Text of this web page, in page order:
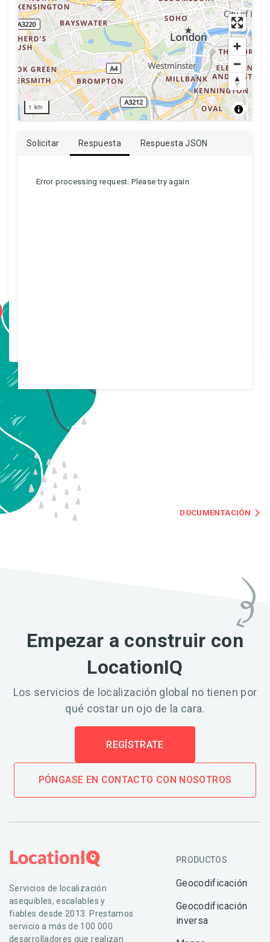
1 km
Solicitar Respuesta Respuesta JSON
Error processing request. Please try again
DOCUMENTACIÓN
Empezar a construir con
LocationIQ
Los servicios de localización global no tienen por
qué costar un ojo de la cara.
REGÍSTRATE
PÓNGASE EN CONTACTO CON NOSOTROS
Servicios de localización
asequibles, escalables y
fiables desde 2013. Prestamos
servicio a más de 100 000
desarrolladores que realizan
PRODUCTOS
Geocodificación
Geocodificación
inversa